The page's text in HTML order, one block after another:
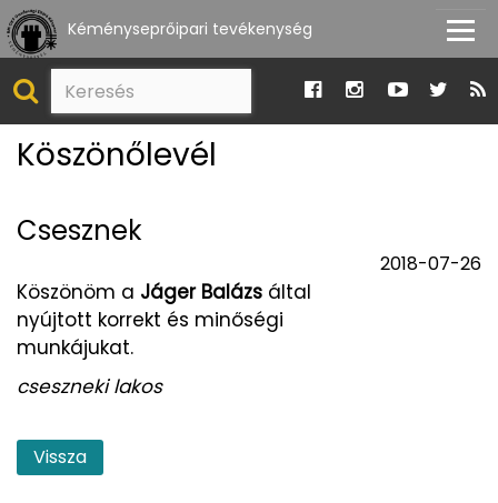
Kéményseprőipari tevékenység
Köszönőlevél
Csesznek
2018-07-26
Köszönöm a Jáger Balázs által
nyújtott korrekt és minőségi
munkájukat.
cseszneki lakos
Vissza